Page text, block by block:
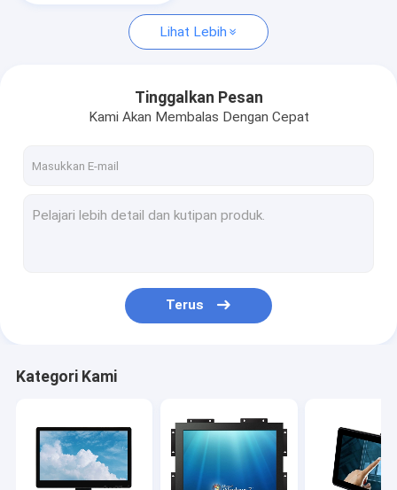
Lihat Lebih
Tinggalkan Pesan
Kami Akan Membalas Dengan Cepat
Terus
Kategori Kami